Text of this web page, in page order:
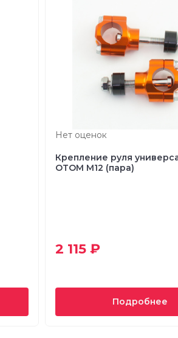
Нет оценок
Крепление руля
OTOM M12 (пара)
2 115 ₽
Подробнее